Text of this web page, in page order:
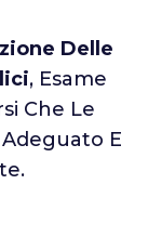
Delle
, Esame
Che Le
E